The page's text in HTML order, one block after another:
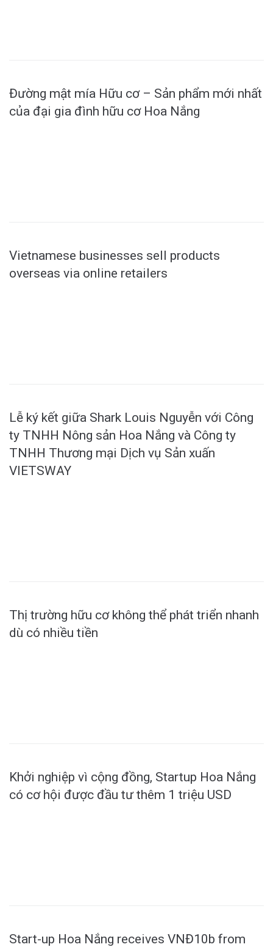
Đường mật mía Hữu cơ – Sản phẩm mới nhất
của đại gia đình hữu cơ Hoa Nắng
Vietnamese businesses sell products
overseas via online retailers
Lễ ký kết giữa Shark Louis Nguyễn với Công
ty TNHH Nông sản Hoa Nắng và Công ty
TNHH Thương mại Dịch vụ Sản xuấn
VIETSWAY
Thị trường hữu cơ không thể phát triển nhanh
dù có nhiều tiền
Khởi nghiệp vì cộng đồng, Startup Hoa Nắng
có cơ hội được đầu tư thêm 1 triệu USD
Start-up Hoa Nắng receives VNĐ10b from